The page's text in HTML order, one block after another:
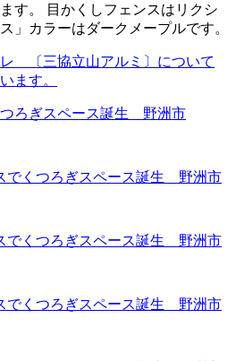
す。 目かくしフェンスはリクシ
」カラーはダークメープルです。
〔三協立山アルミ〕について
ます。